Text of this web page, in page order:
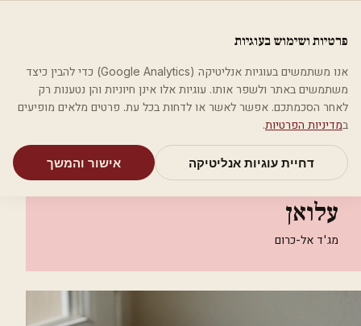
מאמריםקטגוריותחיפושאודות
בית קטגוריות
אסתטיקה רפואית
קליניקה אסתטית ד"ר מחמד עלואן
קליניקה אסתטית ד"ר מחמד
עלואן
מג'ד אל-כרום
פרטיות ושימוש בעוגיות
אנו משתמשים בעוגיות אנליטיקה (Google Analytics) כדי להבין כיצד
משתמשים באתר ולשפר אותו. עוגיות אלו אינן חיוניות והן נטענות רק
לאחר הסכמתכם. אפשר לאשר או לדחות בכל עת. פרטים מלאים מופיעים
במדיניות הפרטיות.
דחיית עוגיות אנליטיקה אישור והמשך